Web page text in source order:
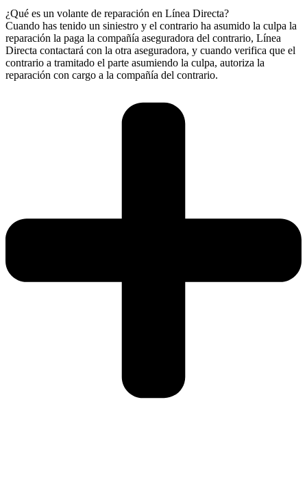
¿Qué es un volante de reparación en Línea Directa?
Cuando has tenido un siniestro y el contrario ha asumido la culpa la
reparación la paga la compañía aseguradora del contrario, Línea
Directa contactará con la otra aseguradora, y cuando verifica que el
contrario a tramitado el parte asumiendo la culpa, autoriza la
reparación con cargo a la compañía del contrario.